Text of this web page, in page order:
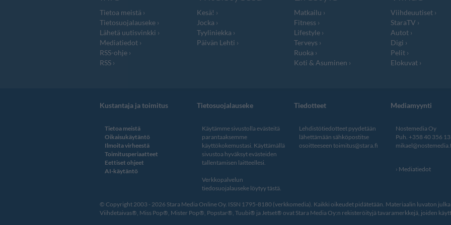
Tietoa meistä
Tietosuojalauseke
Lähetä uutisvinkki
Mediatiedot
RSS-ohje
RSS
Kesä!
Jocka
Tyyliniekka
Päivän Lehti
Matkailu
Fitness
Lifestyle
Terveys
Ruoka
Koti & Asuminen
Viihdeuutiset
StaraTV
Autot
Digi
Pelit
Elokuvat
Kustantaja ja toimitus
Tietoa meistä
Oikaisukäytäntö
Ilmoita virheestä
Toimitusperiaatteet
Eettiset ohjeet
AI-käytäntö
Tietosuojalauseke
Käytämme sivustolla evästeitä
parantaaksemme
käyttökokemustasi. Käyttämällä
sivustoa hyväksyt evästeiden
tallentamisen laitteellesi.
Verkkopalvelun
tiedosuojalauseke löytyy tästä.
Tiedotteet
Lehdistötiedotteet pyydetään
lähettämään sähköpostitse
osoitteeseen toimitus@stara.fi
Mediamyynti
Nostemedia Oy
Puh. +358 40 356
Mediatiedot
© Copyright 2003 - 2026 Stara Media Online Oy. ISSN 1795-8180 (verkkomedia). Kaikki oikeudet pidätetään. Materiaalin luvaton
Viihdetaivas®, Miss Pop®, Mister Pop®, Popstar®, Tuubi® ja Jetset® ovat Stara Media Oy:n rekisteröityjä tavaramerkkejä, joiden